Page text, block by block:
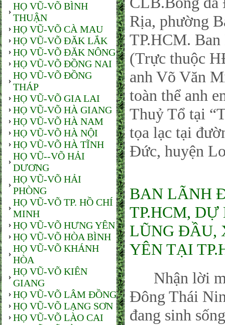
HỌ VŨ-VÕ BÌNH
THUẬN
HỌ VŨ-VÕ CÀ MAU
HỌ VŨ-VÕ ĐĂK LẮK
HỌ VŨ-VÕ ĐĂK NÔNG
HỌ VŨ-VÕ ĐỒNG NAI
HỌ VŨ-VÕ ĐỒNG
THÁP
HỌ VŨ-VÕ GIA LAI
HỌ VŨ-VÕ HÀ GIANG
HỌ VŨ-VÕ HÀ NAM
HỌ VŨ-VÕ HÀ NỘI
HỌ VŨ-VÕ HÀ TĨNH
HỌ VŨ--VÕ HẢI
DƯƠNG
HỌ VŨ-VÕ HẢI
PHÒNG
HỌ VŨ-VÕ TP. HỒ CHÍ
MINH
HỌ VŨ-VÕ HƯNG YÊN
HỌ VŨ-VÕ HÒA BÌNH
HỌ VŨ-VÕ KHÁNH
HÒA
HỌ VŨ-VÕ KIÊN
GIANG
HỌ VŨ-VÕ LÂM ĐỒNG
HỌ VŨ-VÕ LẠNG SƠN
HỌ VŨ-VÕ LÀO CAI
Rịa, phường
TP.HCM.
(Trực thuộc
anh Võ Văn
toàn thể anh
Thuỷ Tổ tại
tọa lạc tại
Đức, huyện
BAN LÃNH
TP.HCM,
LŨNG ĐẦU,
YÊN TẠI
Nhận lời
Đông Thái
đang sinh